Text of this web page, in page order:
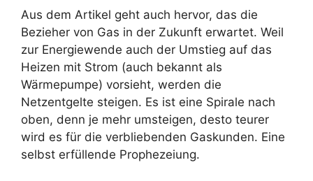
Aus dem Artikel geht auch hervor, das die
Bezieher von Gas in der Zukunft erwartet. Weil
zur Energiewende auch der Umstieg auf das
Heizen mit Strom (auch bekannt als
Wärmepumpe) vorsieht, werden die
Netzentgelte steigen. Es ist eine Spirale nach
oben, denn je mehr umsteigen, desto teurer
wird es für die verbliebenden Gaskunden. Eine
selbst erfüllende Prophezeiung.